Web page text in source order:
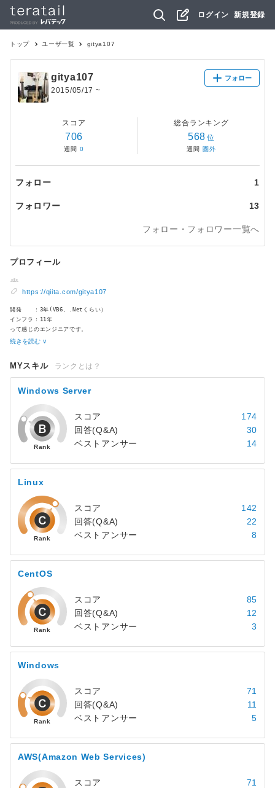
ログイン 新規登録
トップ ユーザ一覧 gitya107
gitya107
2015/05/17 ~
フォロー
スコア
706
週間 0
総合ランキング
568 位
週間 圏外
フォロー 1
フォロワー 13
フォロー・フォロワー一覧へ
プロフィール
https://qiita.com/gitya107
開発 ：3年(VB6、.Netくらい）
インフラ：11年
って感じのエンジニアです。
元々メーカ系SIerに居て、今は派遣エンジニアとして過ごしています。
続きを読む ∨
MYスキル ランクとは？
Windows Server
スコア
174
回答(Q&A)
30
ベストアンサー
14
Linux
スコア
142
回答(Q&A)
22
ベストアンサー
8
CentOS
スコア
85
回答(Q&A)
12
ベストアンサー
3
Windows
スコア
71
回答(Q&A)
11
ベストアンサー
5
AWS(Amazon Web Services)
スコア
71